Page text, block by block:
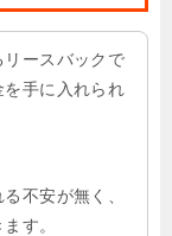
ースバックで
手に入れられ
不安が無く、
す。